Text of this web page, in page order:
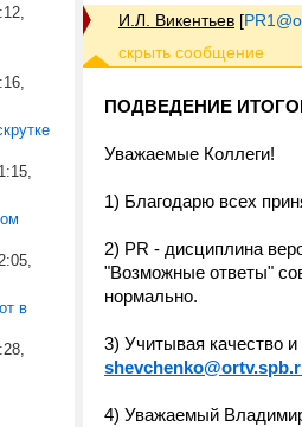
в
И.Л. Викентьев [
ПОДВЕДЕНИЕ
Уважаемые Коллеги!
1) Благодарю всех
2) PR - дисциплина
"Возможные ответы"
нормально.
3) Учитывая качество
4) Уважаемый